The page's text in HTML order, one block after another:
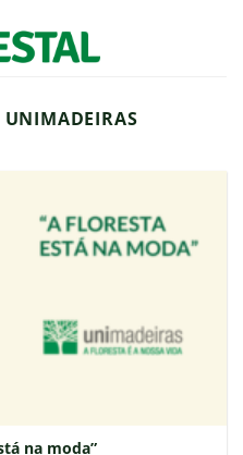
UNIMADEIRAS
na moda”